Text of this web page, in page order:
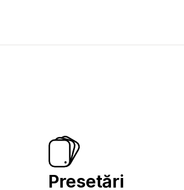
Presetări